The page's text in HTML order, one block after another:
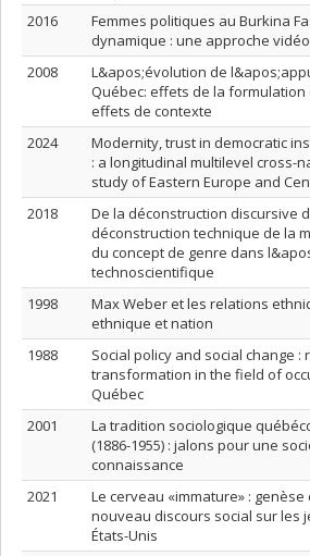
2016
Femmes politiques au Burkina
dynamique : une approche
2008
L&apos;évolution de
Québec: effets de la
effets de contexte
2024
Modernity, trust in democratic
: a longitudinal multilevel cross-
study of Eastern Europe and
2018
De la déconstruction discursive
déconstruction technique de la
du concept de genre dans
technoscientifique
1998
Max Weber et les relations
ethnique et nation
1988
Social policy and social change
transformation in the field of
Québec
2001
La tradition sociologique
(1886-1955) : jalons pour une
connaissance
2021
Le cerveau «immature» : genèse
nouveau discours social sur les
États-Unis